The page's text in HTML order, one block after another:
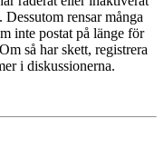
rensar många
inte postat på länge för
så har skett, registrera
i diskussionerna.